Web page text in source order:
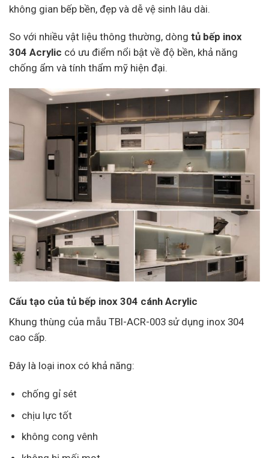
không gian bếp bền, đẹp và dễ vệ sinh lâu dài.
So với nhiều vật liệu thông thường, dòng tủ bếp inox
304 Acrylic có ưu điểm nổi bật về độ bền, khả năng
chống ẩm và tính thẩm mỹ hiện đại.
Cấu tạo của tủ bếp inox 304 cánh Acrylic
Khung thùng của mẫu TBI-ACR-003 sử dụng inox 304
cao cấp.
Đây là loại inox có khả năng:
chống gỉ sét
chịu lực tốt
không cong vênh